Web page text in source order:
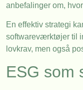
anbefalinger om,
En effektiv strategi
softwareværktøjer til
lovkrav, men også
ESG som